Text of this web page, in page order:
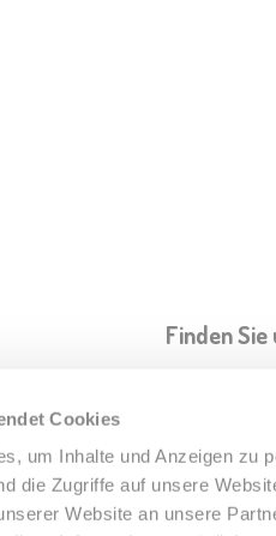
Cookies
um Inhalte und Anzeigen zu
die Zugriffe auf unsere
Website an unsere
Finden Sie